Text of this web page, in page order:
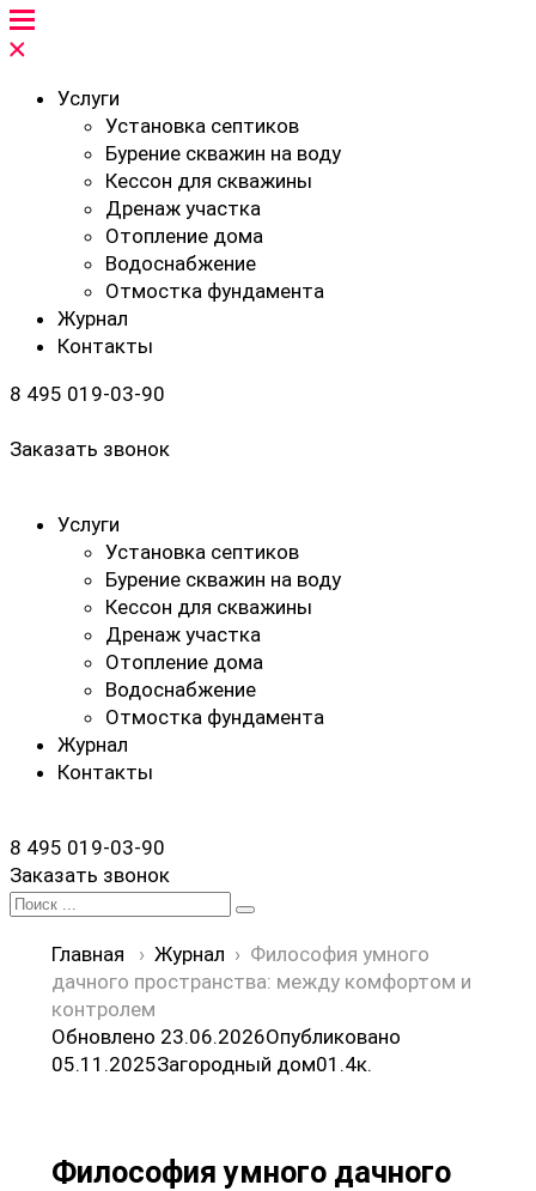
Услуги
Установка септиков
Бурение скважин на воду
Кессон для скважины
Дренаж участка
Отопление дома
Водоснабжение
Отмостка фундамента
Журнал
Контакты
8 495 019-03-90
Заказать звонок
Услуги
Установка септиков
Бурение скважин на воду
Кессон для скважины
Дренаж участка
Отопление дома
Водоснабжение
Отмостка фундамента
Журнал
Контакты
8 495 019-03-90
Заказать звонок
Search
Главная
› Журнал › Философия умного
дачного пространства: между комфортом и
контролем
Обновлено 23.06.2026Опубликовано
05.11.2025Загородный дом01.4к.
Философия умного дачного